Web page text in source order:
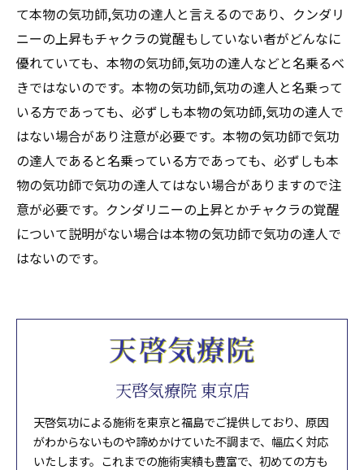
て本物の気功師,気功の達人と言えるのであり、クンダリ
ニーの上昇もチャクラの覚醒もしていない者がどんなに
優れていても、本物の気功師,気功の達人などと名乗るべ
きではないのです。本物の気功師,気功の達人と名乗って
いる方であっても、必ずしも本物の気功師,気功の達人で
はない場合があり注意が必要です。本物の気功師で気功
の達人であると名乗っている方であっても、必ずしも本
物の気功師で気功の達人てはない場合がありますので注
意が必要です。クンダリニーの上昇とかチャクラの覚醒
について説明がない場合は本物の気功師で気功の達人で
はないのです。
天啓気療院 東京店
天啓気功による施術を東京と福島でご提供しており、原因
がわからないものや諦めかけていた不調まで、幅広く対応
いたします。これまでの施術実績も豊富で、初めての方も